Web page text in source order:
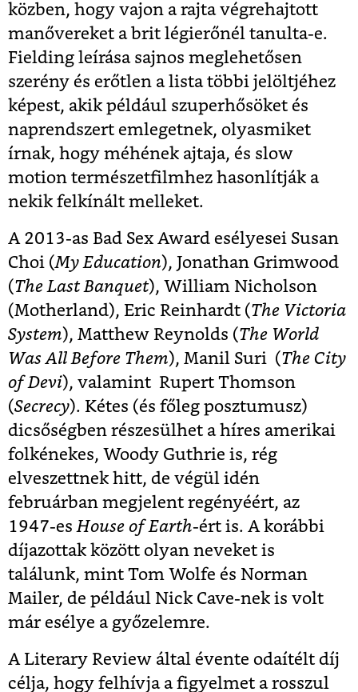
közben, hogy vajon a rajta végrehajtott
manővereket a brit légierőnél tanulta-e.
Fielding leírása sajnos meglehetősen
szerény és erőtlen a lista többi jelöltjéhez
képest, akik például szuperhősöket és
naprendszert emlegetnek, olyasmiket
írnak, hogy méhének ajtaja, és slow
motion természetfilmhez hasonlítják a
nekik felkínált melleket.
A 2013-as Bad Sex Award esélyesei Susan
Choi (My Education), Jonathan Grimwood
(The Last Banquet), William Nicholson
(Motherland), Eric Reinhardt (The Victoria
System), Matthew Reynolds (The World
Was All Before Them), Manil Suri (The City
of Devi), valamint Rupert Thomson
(Secrecy). Kétes (és főleg posztumusz)
dicsőségben részesülhet a híres amerikai
folkénekes, Woody Guthrie is, rég
elveszettnek hitt, de végül idén
februárban megjelent regényéért, az
1947-es House of Earth-ért is. A korábbi
díjazottak között olyan neveket is
találunk, mint Tom Wolfe és Norman
Mailer, de például Nick Cave-nek is volt
már esélye a győzelemre.
A Literary Review által évente odaítélt díj
célja, hogy felhívja a figyelmet a rosszul